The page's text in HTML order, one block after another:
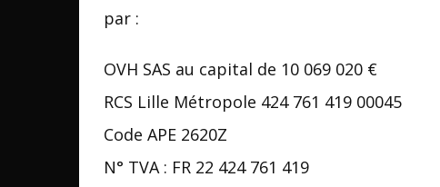
par :
OVH SAS au capital de 10 069 020 €
RCS Lille Métropole 424 761 419 00045
Code APE 2620Z
N° TVA : FR 22 424 761 419